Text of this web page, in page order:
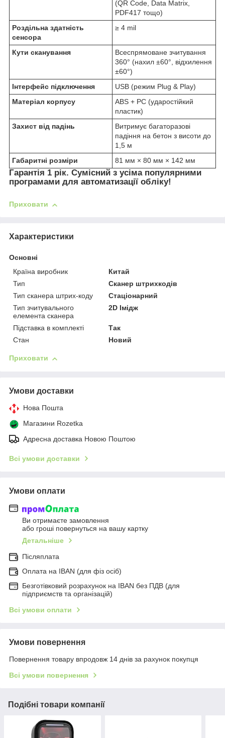
(QR Code, Data Matrix,
PDF417 тощо)
Роздільна здатність
сенсора
≥ 4 mil
Кути сканування
Всеспрямоване зчитування
360° (нахил ±60°, відхилення
±60°)
Інтерфейс підключення
USB (режим Plug & Play)
Матеріал корпусу
ABS + PC (ударостійкий
пластик)
Захист від падінь
Витримує багаторазові
падіння на бетон з висоти до
1,5 м
Габаритні розміри
81 мм × 80 мм × 142 мм
Гарантія 1 рік. Сумісний з усіма популярними
програмами для автоматизації обліку!
Приховати
Характеристики
Основні
Країна виробник
Китай
Тип
Сканер штрихкодів
Тип сканера штрих-коду
Стаціонарний
Тип зчитувального
елемента сканера
2D Імідж
Підставка в комплекті
Так
Стан
Новий
Приховати
Умови доставки
Нова Пошта
Магазини Rozetka
Адресна доставка Новою Поштою
Всі умови доставки
Умови оплати
Ви отримаєте замовлення
або гроші повернуться на вашу картку
Детальніше
Післяплата
Оплата на IBAN (для фіз осіб)
Безготівковий розрахунок на IBAN без ПДВ (для
підприємств та організацій)
Всі умови оплати
Умови повернення
Повернення товару впродовж 14 днів за рахунок покупця
Всі умови повернення
Подібні товари компанії